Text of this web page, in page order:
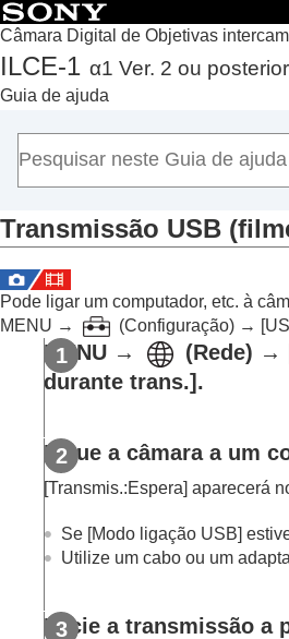
Câmara Digital de Objetivas
ILCE-1 α1 Ver. 2 ou posterior
Guia de ajuda
Início
Como utilizar o “Guia de ajuda”
Notas sobre a utilização da sua
Verificar a câmara e os itens
Operações básicas
Encontrar funções a partir do
Utilizar as funções de fotografia
Conteúdo deste
Selecionar um
Utilizar as
Ajustar os modos
Selecionar a
Equilíbrio de
Fotografar com
Transmissão USB
Pode ligar um computador, etc. à
MENU → (Configuração) →
MENU → (Rede) →
durante trans.] .
Ligue a câmara a um
[Transmis.:Espera] aparecerá
Se [Modo ligação USB]
Utilize um cabo ou um
Inicie a transmissão a